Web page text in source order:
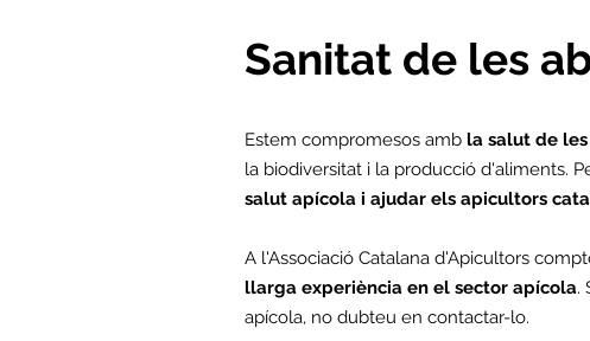
Sanitat de les
Estem compromesos amb la salut de
la biodiversitat i la producció d'aliments.
salut apícola i ajudar els apicultors
A l'Associació Catalana d'Apicultors
llarga experiència en el sector apícola.
apícola, no dubteu en contactar-lo.